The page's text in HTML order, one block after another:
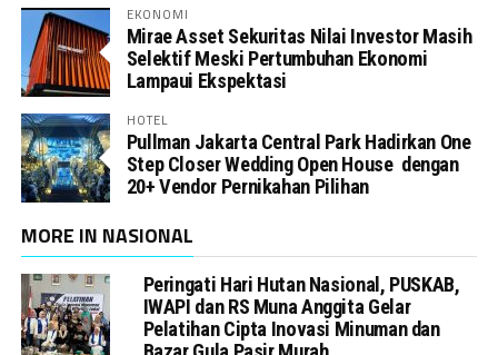
EKONOMI
Mirae Asset Sekuritas Nilai Investor Masih
Selektif Meski Pertumbuhan Ekonomi
Lampaui Ekspektasi
HOTEL
Pullman Jakarta Central Park Hadirkan One
Step Closer Wedding Open House dengan
20+ Vendor Pernikahan Pilihan
MORE IN NASIONAL
Peringati Hari Hutan Nasional, PUSKAB,
IWAPI dan RS Muna Anggita Gelar
Pelatihan Cipta Inovasi Minuman dan